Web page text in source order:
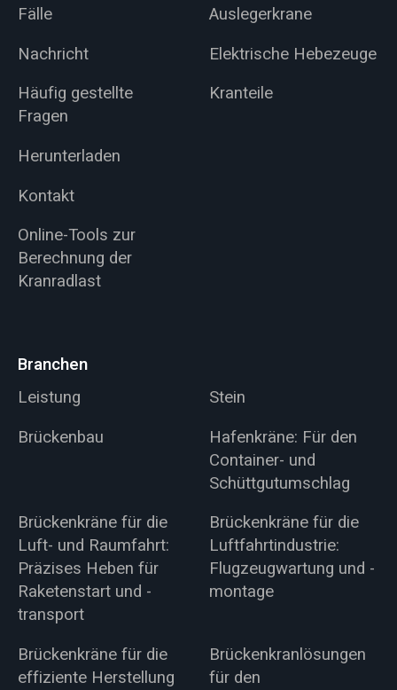
Fälle
Nachricht
Häufig gestellte
Fragen
Herunterladen
Kontakt
Online-Tools zur
Berechnung der
Kranradlast
Auslegerkrane
Elektrische Hebezeuge
Kranteile
Branchen
Leistung
Stein
Brückenbau
Hafenkräne: Für den
Container- und
Schüttgutumschlag
Brückenkräne für die
Luft- und Raumfahrt:
Präzises Heben für
Raketenstart und -
transport
Brückenkräne für die
Luftfahrtindustrie:
Flugzeugwartung und -
montage
Brückenkräne für die
effiziente Herstellung
Brückenkranlösungen
für den